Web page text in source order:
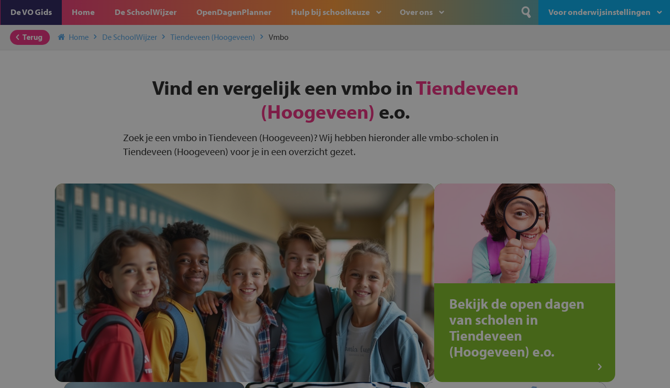
De VO Gids Home De SchoolWijzer OpenDagenPlanner Hulp bij schoolkeuze Over ons Voor onderwijsinstellingen
Terug Home De SchoolWijzer Tiendeveen (Hoogeveen) Vmbo
Vind en vergelijk een vmbo inTiendeveen
(Hoogeveen) e.o.
Zoek je een vmbo in Tiendeveen (Hoogeveen)? Wij hebben hieronder alle vmbo-scholen in
Tiendeveen (Hoogeveen) voor je in een overzicht gezet.
Bekijk de open dagen
van scholen in
Tiendeveen
(Hoogeveen) e.o.